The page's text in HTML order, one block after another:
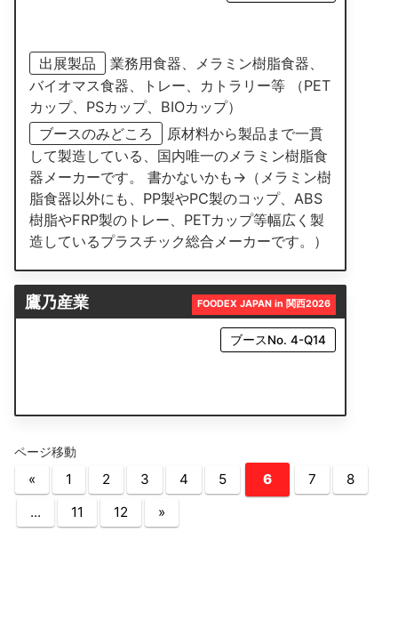
出展製品
業務用食器、メラミン樹脂食器、
バイオマス食器、トレー、カトラリー等 （PET
カップ、PSカップ、BIOカップ）
ブースのみどころ
原材料から製品まで一貫
して製造している、国内唯一のメラミン樹脂食
器メーカーです。 書かないかも→（メラミン樹
脂食器以外にも、PP製やPC製のコップ、ABS
樹脂やFRP製のトレー、PETカップ等幅広く製
造しているプラスチック総合メーカーです。）
鷹乃産業 FOODEX JAPAN in 関西2026
ブースNo. 4-Q14
ページ移動
« 1 2 3 4 5 6 7
8
...
11 12 »